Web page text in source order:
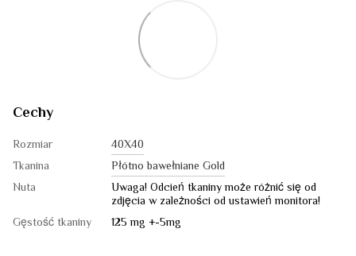
Cechy
Rozmiar
40Х40
Tkanina
Płótno bawełniane Gold
Nuta
Uwaga! Odcień tkaniny może różnić się od
zdjęcia w zależności od ustawień monitora!
Gęstość tkaniny
125 mg +-5mg